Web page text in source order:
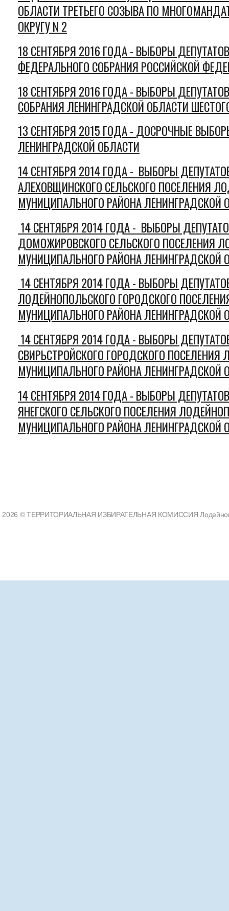
ОБЛАСТИ ТРЕТЬЕГО СОЗЫВА ПО
ОКРУГУ N 2
18 СЕНТЯБРЯ 2016 ГОДА - ВЫБОРЫ
ФЕДЕРАЛЬНОГО СОБРАНИЯ РОССИЙСКОЙ
18 СЕНТЯБРЯ 2016 ГОДА - ВЫБОРЫ
СОБРАНИЯ ЛЕНИНГРАДСКОЙ ОБЛАСТИ
13 СЕНТЯБРЯ 2015 ГОДА - ДОСРОЧНЫЕ
ЛЕНИНГРАДСКОЙ ОБЛАСТИ
14 СЕНТЯБРЯ 2014 ГОДА - ВЫБОРЫ
АЛЕХОВЩИНСКОГО СЕЛЬСКОГО ПОСЕЛЕНИЯ
МУНИЦИПАЛЬНОГО РАЙОНА ЛЕНИНГРАДСКОЙ
14 СЕНТЯБРЯ 2014 ГОДА - ВЫБОРЫ
ДОМОЖИРОВСКОГО СЕЛЬСКОГО ПОСЕЛЕНИЯ
МУНИЦИПАЛЬНОГО РАЙОНА ЛЕНИНГРАДСКОЙ
14 СЕНТЯБРЯ 2014 ГОДА - ВЫБОРЫ
ЛОДЕЙНОПОЛЬСКОГО ГОРОДСКОГО
МУНИЦИПАЛЬНОГО РАЙОНА ЛЕНИНГРАДСКОЙ
14 СЕНТЯБРЯ 2014 ГОДА - ВЫБОРЫ
СВИРЬСТРОЙСКОГО ГОРОДСКОГО
МУНИЦИПАЛЬНОГО РАЙОНА ЛЕНИНГРАДСКОЙ
14 СЕНТЯБРЯ 2014 ГОДА - ВЫБОРЫ
ЯНЕГСКОГО СЕЛЬСКОГО ПОСЕЛЕНИЯ
МУНИЦИПАЛЬНОГО РАЙОНА ЛЕНИНГРАДСКОЙ
2026 © ТЕРРИТОРИАЛЬНАЯ ИЗБИРАТЕЛЬНАЯ КОМИССИЯ